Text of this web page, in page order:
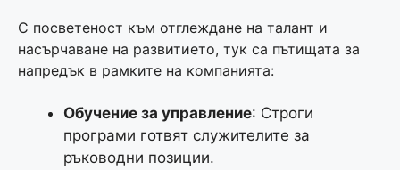
С посветеност към отглеждане на талант и
насърчаване на развитието, тук са пътищата за
напредък в рамките на компанията:
Обучение за управление: Строги
програми готвят служителите за
ръководни позиции.